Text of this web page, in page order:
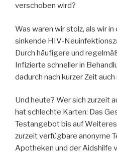
verschoben wird?
Was waren wir stolz, als wir in
sinkende HIV-
Durch häufigere und
Infizierte schneller in
dadurch nach kurzer Zeit
Und heute? Wer sich zurzeit
hat schlechte Karten: Das
Testangebot bis auf
zurzeit verfügbare anonyme
Apotheken und der Aidshilfe